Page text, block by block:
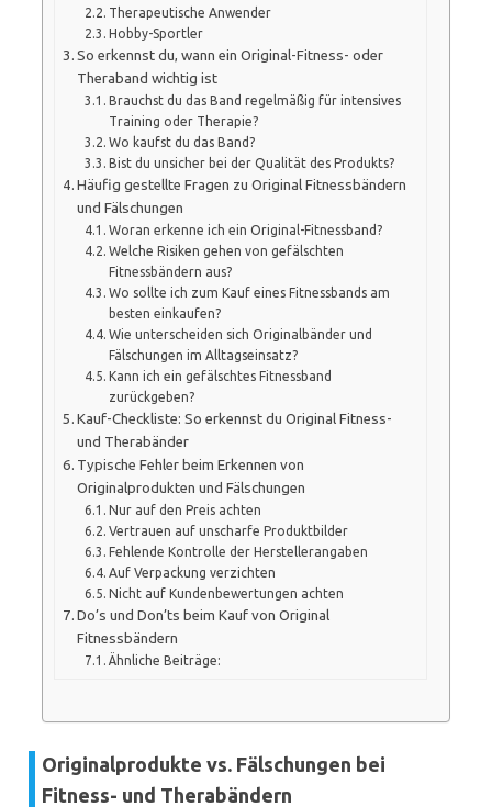
Therapeutische Anwender
Hobby-Sportler
So erkennst du, wann ein Original-Fitness- oder
Theraband wichtig ist
Brauchst du das Band regelmäßig für intensives
Training oder Therapie?
Wo kaufst du das Band?
Bist du unsicher bei der Qualität des Produkts?
Häufig gestellte Fragen zu Original Fitnessbändern
und Fälschungen
Woran erkenne ich ein Original-Fitnessband?
Welche Risiken gehen von gefälschten
Fitnessbändern aus?
Wo sollte ich zum Kauf eines Fitnessbands am
besten einkaufen?
Wie unterscheiden sich Originalbänder und
Fälschungen im Alltagseinsatz?
Kann ich ein gefälschtes Fitnessband
zurückgeben?
Kauf-Checkliste: So erkennst du Original Fitness-
und Therabänder
Typische Fehler beim Erkennen von
Originalprodukten und Fälschungen
Nur auf den Preis achten
Vertrauen auf unscharfe Produktbilder
Fehlende Kontrolle der Herstellerangaben
Auf Verpackung verzichten
Nicht auf Kundenbewertungen achten
Do’s und Don’ts beim Kauf von Original
Fitnessbändern
Ähnliche Beiträge:
Originalprodukte vs. Fälschungen bei
Fitness- und Therabändern